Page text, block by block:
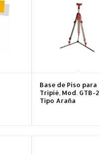
Base de Piso para
Tripié, Mod. GTB-
Tipo Araña